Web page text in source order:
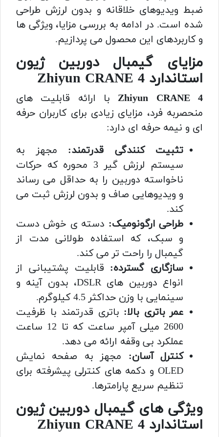
ضبط ویدیوهای خلاقانه و بدون لرزش طراحی
شده است. در ادامه به بررسی مزایا، ویژگی ها
و کاربردهای این محصول می پردازیم.
مزایای گیمبال دوربین ژیون
استاندارد Zhiyun CRANE 4
Zhiyun CRANE 4 با ارائه قابلیت های
منحصربه فرد، مزایای زیادی برای کاربران حرفه
ای و نیمه حرفه ای دارد:
تثبیت کنندگی قدرتمند: مجهز به
سیستم لرزش گیر 3 محوره که حرکات
ناخواسته دوربین را به حداقل می رساند
و ویدیوهایی صاف و بدون لرزش ثبت می
کند.
طراحی ارگونومیک: دسته ی خوش دست
و سبک، که استفاده طولانی مدت از
گیمبال را راحت تر می کند.
سازگاری گسترده: قابلیت پشتیبانی از
انواع دوربین های DSLR، بدون آینه و
سینمایی با وزن حداکثر 4.5 کیلوگرم.
عمر باتری بالا: باتری قدرتمند با ظرفیت
2600 میلی آمپر ساعت که تا 12 ساعت
عملکرد بی وقفه ارائه می دهد.
کنترل آسان: مجهز به صفحه نمایش
OLED و دکمه های کنترلی پیشرفته برای
تنظیم سریع پارامترها.
ویژگی های گیمبال دوربین ژیون
استاندارد Zhiyun CRANE 4